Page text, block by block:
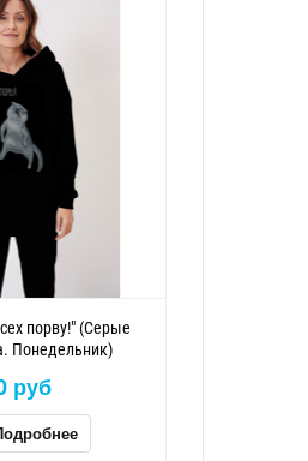
порву!" (Серые
Понедельник)
руб